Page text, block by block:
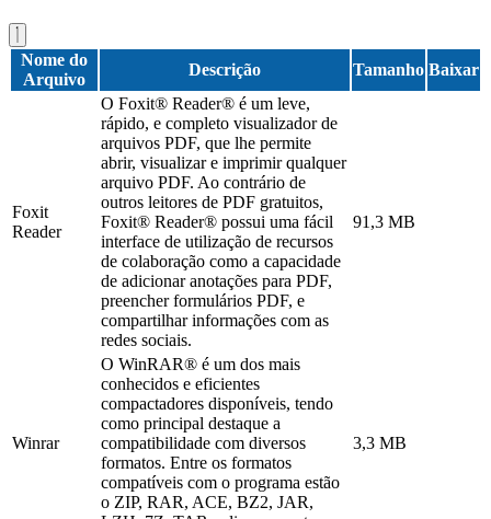
Nome do
Arquivo
Descrição Tamanho Baixar
Foxit
Reader
O Foxit® Reader® é um leve,
rápido, e completo visualizador de
arquivos PDF, que lhe permite
abrir, visualizar e imprimir qualquer
arquivo PDF. Ao contrário de
outros leitores de PDF gratuitos,
Foxit® Reader® possui uma fácil
interface de utilização de recursos
de colaboração como a capacidade
de adicionar anotações para PDF,
preencher formulários PDF, e
compartilhar informações com as
redes sociais.
91,3 MB
Winrar
O WinRAR® é um dos mais
conhecidos e eficientes
compactadores disponíveis, tendo
como principal destaque a
compatibilidade com diversos
formatos. Entre os formatos
compatíveis com o programa estão
o ZIP, RAR, ACE, BZ2, JAR,
3,3 MB